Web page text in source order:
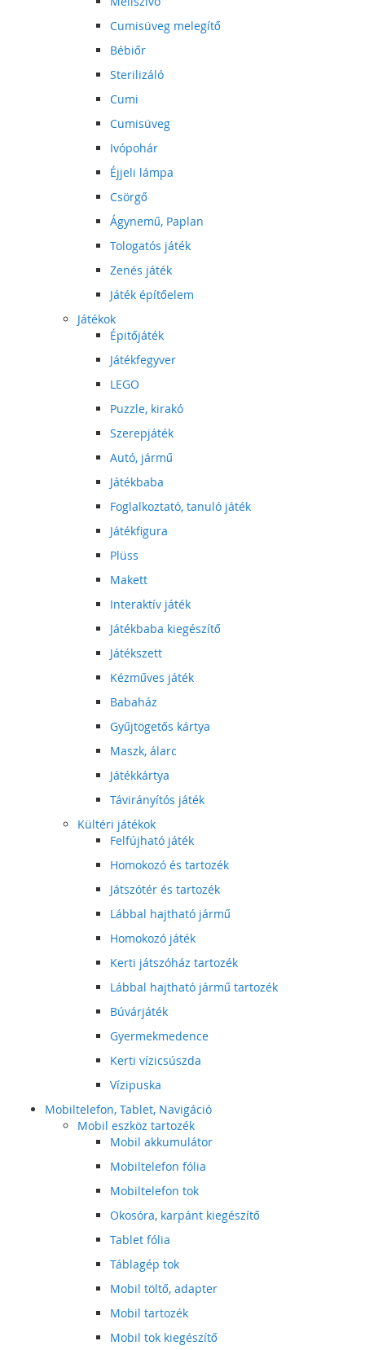
Cumisüveg melegítő
Bébiőr
Sterilizáló
Cumi
Cumisüveg
Ivópohár
Éjjeli lámpa
Csörgő
Ágynemű, Paplan
Tologatós játék
Zenés játék
Játék építőelem
Játékok
Épitőjáték
Játékfegyver
LEGO
Puzzle, kirakó
Szerepjáték
Autó, jármű
Játékbaba
Foglalkoztató, tanuló játék
Játékfigura
Plüss
Makett
Interaktív játék
Játékbaba kiegészítő
Játékszett
Kézműves játék
Babaház
Gyűjtögetős kártya
Maszk, álarc
Játékkártya
Távirányítós játék
Kültéri játékok
Felfújható játék
Homokozó és tartozék
Játszótér és tartozék
Lábbal hajtható jármű
Homokozó játék
Kerti játszóház tartozék
Lábbal hajtható jármű tartozék
Búvárjáték
Gyermekmedence
Kerti vízicsúszda
Vízipuska
Mobiltelefon, Tablet, Navigáció
Mobil eszköz tartozék
Mobil akkumulátor
Mobiltelefon fólia
Mobiltelefon tok
Okosóra, karpánt kiegészítő
Tablet fólia
Táblagép tok
Mobil töltő, adapter
Mobil tartozék
Mobil tok kiegészítő